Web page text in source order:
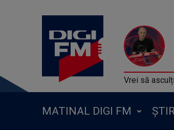
3 SUD EST FT
Vrei să
MATINAL DIGI FM